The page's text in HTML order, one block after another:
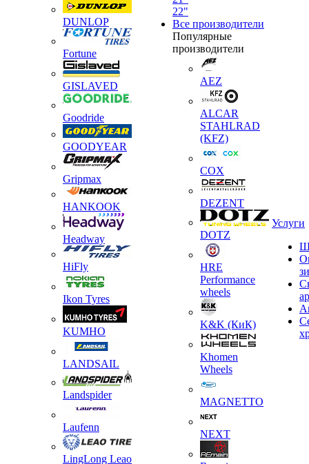
DUNLOP
Fortune
GISLAVED
Goodride
GOODYEAR
Gripmax
HANKOOK
Headway
HiFly
Ikon Tyres
KUMHO
LANDSAIL
Landspider
Laufenn
LingLong Leao
22"
Все производители
Популярные
производители
AEZ
ALCAR
STAHLRAD
(KFZ)
COX
DEZENT
DOTZ
HRE
Performance
wheels
K&K (КиК)
Khomen
Wheels
MAGNETTO
NEXT
Услуги